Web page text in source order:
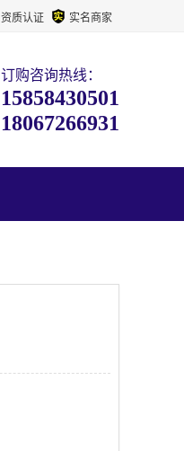
资质认证 实名商家
订购咨询热线：
15858430501
18067266931